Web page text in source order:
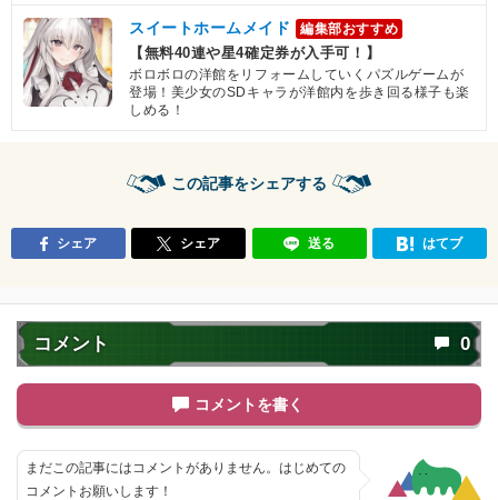
スイートホームメイド 編集部おすすめ
【無料40連や星4確定券が入手可！】
ボロボロの洋館をリフォームしていくパズルゲームが
登場！美少女のSDキャラが洋館内を歩き回る様子も楽
しめる！
この記事をシェアする
シェア シェア 送る はてブ
コメント 0
コメントを書く
まだこの記事にはコメントがありません。はじめての
コメントお願いします！